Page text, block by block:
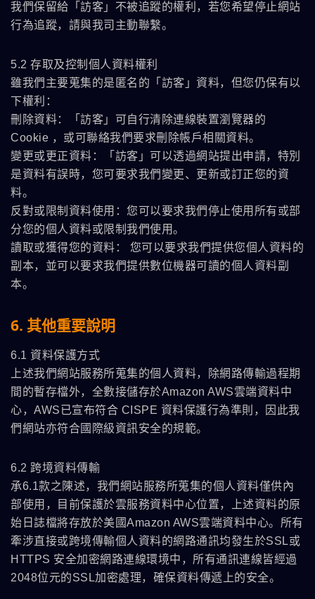
我們保留給「訪客」不被追蹤的權利，若您希望停止網站
行為追蹤，請與我司主動聯繫。
5.2 存取及控制個人資料權利
雖我們主要蒐集的是匿名的「訪客」資料，但您仍保有以
下權利：
刪除資料：「訪客」可自行清除連線裝置瀏覽器的
Cookie ，或可聯絡我們要求刪除帳戶相關資料。
變更或更正資料：「訪客」可以透過網站提出申請，特別
是資料有誤時，您可要求我們變更、更新或訂正您的資
料。
反對或限制資料使用：您可以要求我們停止使用所有或部
分您的個人資料或限制我們使用。
讀取或獲得您的資料： 您可以要求我們提供您個人資料的
副本，並可以要求我們提供數位機器可讀的個人資料副
本。
6. 其他重要說明
6.1 資料保護方式
上述我們網站服務所蒐集的個人資料，除網路傳輸過程期
間的暫存檔外，全數接儲存於Amazon AWS雲端資料中
心，AWS已宣布符合 CISPE 資料保護行為準則，因此我
們網站亦符合國際級資訊安全的規範。
6.2 跨境資料傳輸
承6.1款之陳述，我們網站服務所蒐集的個人資料僅供內
部使用，目前保護於雲服務資料中心位置，上述資料的原
始日誌檔將存放於美國Amazon AWS雲端資料中心。所有
牽涉直接或跨境傳輸個人資料的網路通訊均發生於SSL或
HTTPS 安全加密網路連線環境中，所有通訊連線皆經過
2048位元的SSL加密處理，確保資料傳遞上的安全。